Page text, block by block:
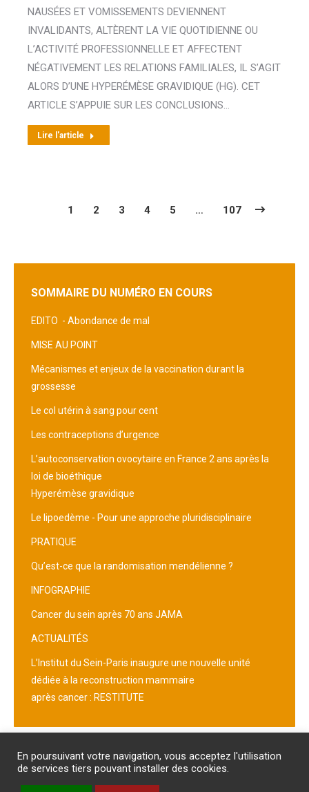
NAUSÉES ET VOMISSEMENTS DEVIENNENT
INVALIDANTS, ALTÈRENT LA VIE QUOTIDIENNE OU
L’ACTIVITÉ PROFESSIONNELLE ET AFFECTENT
NÉGATIVEMENT LES RELATIONS FAMILIALES, IL S’AGIT
ALORS D’UNE HYPERÉMÈSE GRAVIDIQUE (HG). CET
ARTICLE S’APPUIE SUR LES CONCLUSIONS…
Lire l'article
1 2 3 4 5 … 107
SOMMAIRE DU NUMÉRO EN COURS
EDITO - Abondance de mal
MISE AU POINT
Mécanismes et enjeux de la vaccination durant la
grossesse
Le col utérin à sang pour cent
Les contraceptions d’urgence
L’autoconservation ovocytaire en France 2 ans après la
loi de bioéthique
Hyperémèse gravidique
Le lipoedème - Pour une approche pluridisciplinaire
PRATIQUE
Qu’est-ce que la randomisation mendélienne ?
INFOGRAPHIE
Cancer du sein après 70 ans JAMA
ACTUALITÉS
L’Institut du Sein-Paris inaugure une nouvelle unité
dédiée à la reconstruction mammaire
après cancer : RESTITUTE
PROTECTION DES DONNEES PERSONNELLES
En poursuivant votre navigation, vous acceptez l'utilisation
de services tiers pouvant installer des cookies.